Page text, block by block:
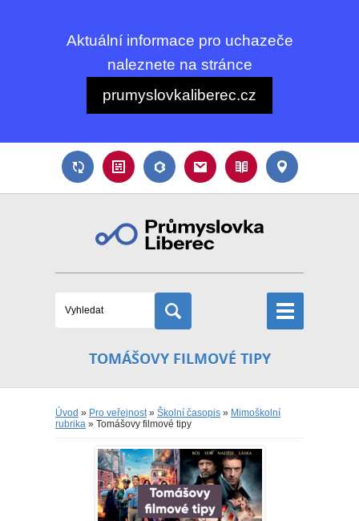
Aktuální informace pro uchazeče
naleznete na stránce
prumyslovkaliberec.cz
TOMÁŠOVY FILMOVÉ TIPY
Úvod » Pro veřejnost» Školní časopis » Mimoškolní
rubrika » Tomášovy filmové tipy